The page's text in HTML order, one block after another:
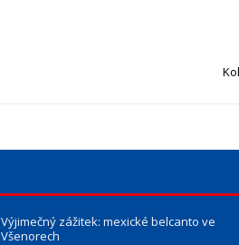
Výjimečný zážitek: mexické belcanto ve
Všenorech